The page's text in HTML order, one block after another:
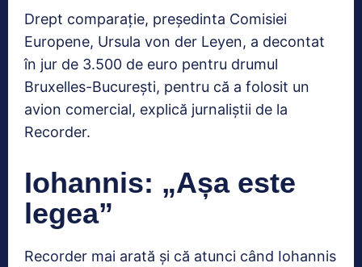
Drept comparație, președinta Comisiei
Europene, Ursula von der Leyen, a decontat
în jur de 3.500 de euro pentru drumul
Bruxelles-București, pentru că a folosit un
avion comercial, explică jurnaliștii de la
Recorder.
Iohannis: „Așa este
legea”
Recorder mai arată și că atunci când Iohannis